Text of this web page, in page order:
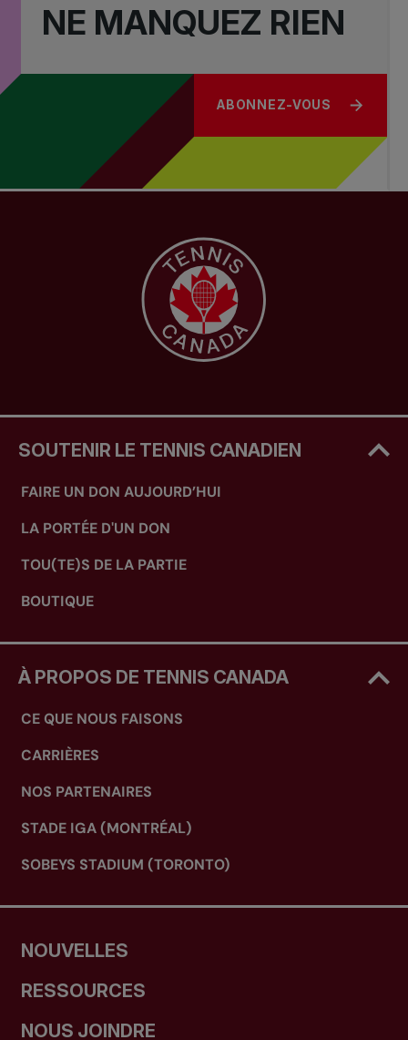
NE MANQUEZ RIEN
ABONNEZ-VOUS
SOUTENIR LE TENNIS CANADIEN
FAIRE UN DON AUJOURD’HUI
LA PORTÉE D'UN DON
TOU(TE)S DE LA PARTIE
BOUTIQUE
À PROPOS DE TENNIS CANADA
CE QUE NOUS FAISONS
CARRIÈRES
NOS PARTENAIRES
STADE IGA (MONTRÉAL)
SOBEYS STADIUM (TORONTO)
NOUVELLES
RESSOURCES
NOUS JOINDRE